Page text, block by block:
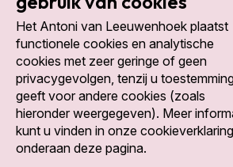
Social media
Het Antoni van Leeuwenhoek plaatst
functionele cookies en analytische
cookies met zeer geringe of geen
privacygevolgen, tenzij u
geeft voor andere cookies (zoals
hieronder weergegeven). Meer
kunt u vinden in onze cookieverklaring
onderaan deze pagina.